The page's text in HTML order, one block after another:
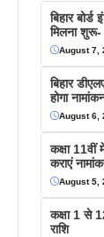
बिहार
मिलना
August 7,
बिहार
होगा
August 6,
कक्षा
कराएं
August 5,
कक्षा 1 से
राशि